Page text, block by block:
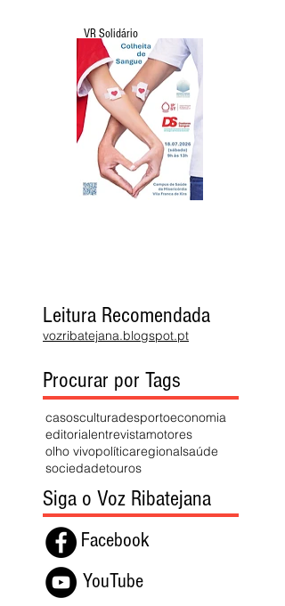
VR Solidário
Leitura Recomendada
vozribatejana.blogspot.pt
Procurar por Tags
casosculturadesportoeconomia
editorialentrevistamotores
olho vivopolíticaregionalsaúde
sociedadetouros
Siga o Voz Ribatejana
Facebook
YouTube